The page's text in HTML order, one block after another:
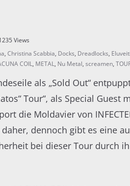
Views
, Christina Scabbia, Docks, Dreadlocks,
COIL, METAL, Nu Metal, screamen,
als „Sold Out“
Tour“, als Special
die Moldavier von
dennoch gibt es eine
bei dieser Tour durch